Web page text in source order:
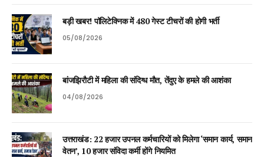
बड़ी खबर! पॉलिटेक्निक में 480 गेस्ट टीचरों की होगी भर्ती
05/08/2026
बांजझिरौटी में महिला की संदिग्ध मौत, तेंदुए के हमले की आशंका
04/08/2026
उत्तराखंड: 22 हजार उपनल कर्मचारियों को मिलेगा ‘समान कार्य, समान
वेतन’, 10 हजार संविदा कर्मी होंगे नियमित